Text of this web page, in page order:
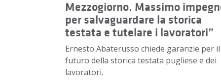
Mezzogiorno. Massimo
per salvaguardare la storica
testata e tutelare i lavoratori”
Ernesto Abaterusso chiede garanzie per il
futuro della storica testata pugliese e dei
lavoratori.